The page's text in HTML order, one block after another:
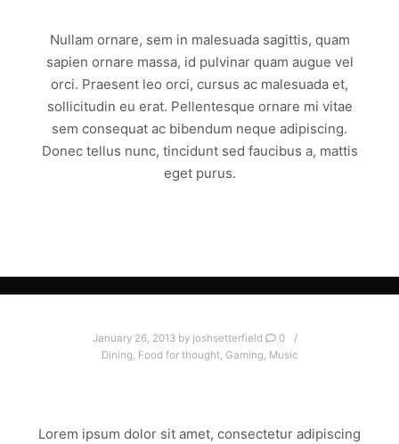
Nullam ornare, sem in malesuada sagittis, quam
sapien ornare massa, id pulvinar quam augue vel
orci. Praesent leo orci, cursus ac malesuada et,
sollicitudin eu erat. Pellentesque ornare mi vitae
sem consequat ac bibendum neque adipiscing.
Donec tellus nunc, tincidunt sed faucibus a, mattis
eget purus.
January 26, 2013 by joshsetterfield
0
Dining Food for thought, Gaming Music
Lorem ipsum dolor sit amet, consectetur adipiscing